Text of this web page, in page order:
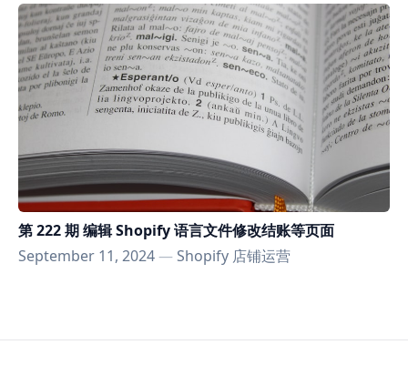
第 222 期 编辑 Shopify 语言文件修改结账等页面
September 11, 2024—Shopify 店铺运营